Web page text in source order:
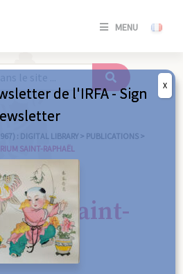
MENU
SE
/
: DIGITAL LIBRARY > PUBLICATIONS >
SAINT-RAPHAËL
Saint-
de l'IRFA - Sign
X